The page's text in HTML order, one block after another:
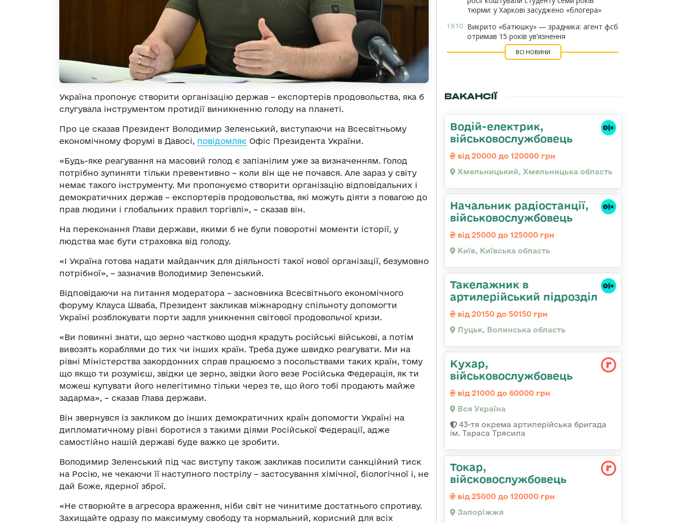
Україна пропонує створити організацію держав – експортерів продовольства, яка б
слугувала інструментом протидії виникненню голоду на планеті.
Про це сказав Президент Володимир Зеленський, виступаючи на Всесвітньому
економічному форумі в Давосі, повідомляє Офіс Президента України.
«Будь-яке реагування на масовий голод є запізнілим уже за визначенням. Голод
потрібно зупиняти тільки превентивно – коли він ще не почався. Але зараз у світу
немає такого інструменту. Ми пропонуємо створити організацію відповідальних і
демократичних держав – експортерів продовольства, які можуть діяти з повагою до
прав людини і глобальних правил торгівлі», – сказав він.
На переконання Глави держави, якими б не були поворотні моменти історії, у
людства має бути страховка від голоду.
«І Україна готова надати майданчик для діяльності такої нової організації, безумовно
потрібної», – зазначив Володимир Зеленський.
Відповідаючи на питання модератора – засновника Всесвітнього економічного
форуму Клауса Шваба, Президент закликав міжнародну спільноту допомогти
Україні розблокувати порти задля уникнення світової продовольчої кризи.
«Ви повинні знати, що зерно частково щодня крадуть російські військові, а потім
вивозять кораблями до тих чи інших країн. Треба дуже швидко реагувати. Ми на
рівні Міністерства закордонних справ працюємо з посольствами таких країн, тому
що якщо ти розумієш, звідки це зерно, звідки його везе Російська Федерація, як ти
можеш купувати його нелегітимно тільки через те, що його тобі продають майже
задарма», – сказав Глава держави.
Він звернувся із закликом до інших демократичних країн допомогти Україні на
дипломатичному рівні боротися з такими діями Російської Федерації, адже
самостійно нашій державі буде важко це зробити.
Володимир Зеленський під час виступу також закликав посилити санкційний тиск
на Росію, не чекаючи її наступного пострілу – застосування хімічної, біологічної і, не
дай Боже, ядерної зброї.
«Не створюйте в агресора враження, ніби світ не чинитиме достатнього спротиву.
Захищайте одразу по максимуму свободу та нормальний, корисний для всіх
тюрми: у Харкові засуджено «блогера»
19:10 Викрито «батюшку» — зрадника: агент фсб
отримав 15 років ув’язнення
ВСІ НОВИНИ
ВАКАНСІЇ
Водій-електрик,
військовослужбовець
від 20000 до 120000 грн
Хмельницький, Хмельницька область
Начальник радіостанції,
військовослужбовець
від 25000 до 125000 грн
Київ, Київська область
Такелажник в
артилерійський підрозділ
від 20150 до 50150 грн
Луцьк, Волинська область
Кухар,
військовослужбовець
від 21000 до 60000 грн
Вся Україна
43-тя окрема артилерійська бригада
ім. Тараса Трясила
Токар,
війсковослужбовець
від 25000 до 120000 грн
Запоріжжя